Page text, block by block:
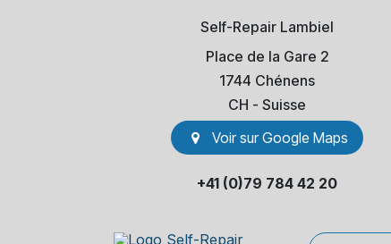
Self-Repair Lambiel
Place de la Gare 2
1744 Chénens
​CH - Suisse
Voir sur Go​​ogle Maps
+41 (0)79 784 42 20